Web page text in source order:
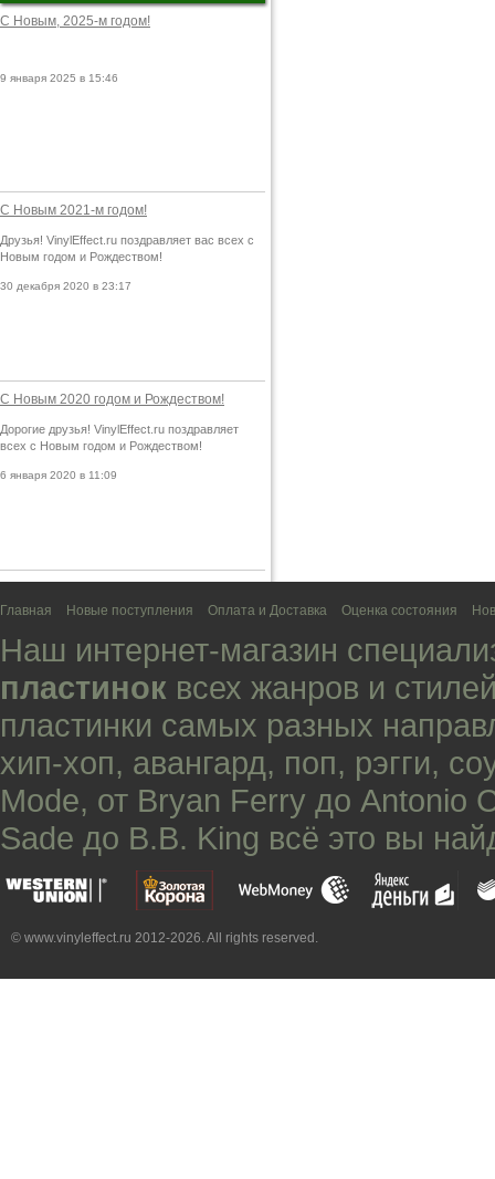
С Новым, 2025-м годом!
9 января 2025 в 15:46
С Новым 2021-м годом!
Друзья! VinylEffect.ru поздравляет вас всех с
Новым годом и Рождеством!
30 декабря 2020 в 23:17
С Новым 2020 годом и Рождеством!
Дорогие друзья! VinylEffect.ru поздравляет
всех с Новым годом и Рождеством!
6 января 2020 в 11:09
Главная Новые поступления Оплата и Доставка Оценка состояния
Наш интернет-магазин
пластинок всех жанров и
пластинки самых разных
хип-хоп, авангард, поп, рэгги,
Mode, от Bryan Ferry до Antonio
Sade до B.B. King всё это вы
© www.vinyleffect.ru 2012-2026. All rights reserved.